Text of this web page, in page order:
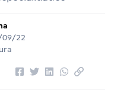
09/22